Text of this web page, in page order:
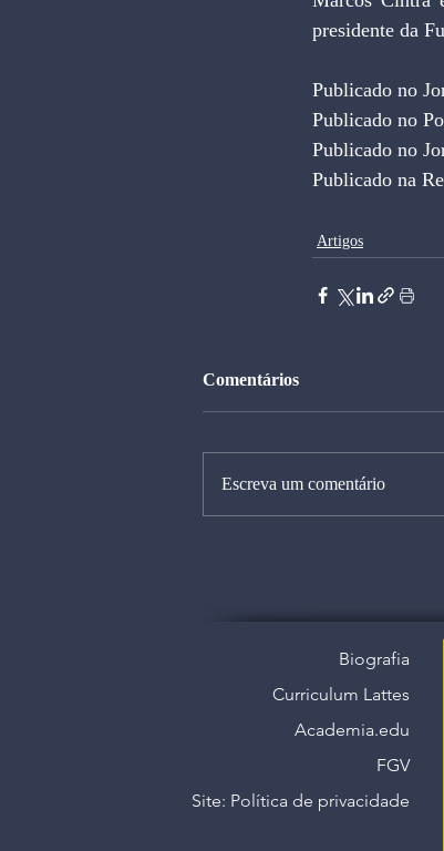
presidente da
Publicado no
Publicado no
Publicado no
Publicado na
Artigos
Comentários
Escreva um comentário
Biografia
Curriculum Lattes
Academia.edu
FGV
Site: Política de privacidade​